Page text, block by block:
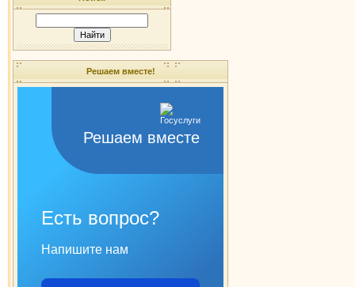
Решаем вместе!
Решаем вместе
Есть вопрос?
Напишите нам